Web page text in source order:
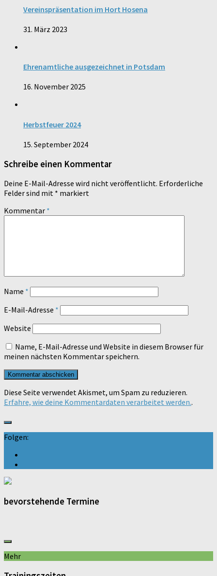
Vereinspräsentation im Hort Hosena
31. März 2023
Ehrenamtliche ausgezeichnet in Potsdam
16. November 2025
Herbstfeuer 2024
15. September 2024
Schreibe einen Kommentar
Deine E-Mail-Adresse wird nicht veröffentlicht. Erforderliche
Felder sind mit * markiert
Kommentar *
Name *
E-Mail-Adresse *
Website
Name, E-Mail-Adresse und Website in diesem Browser für
meinen nächsten Kommentar speichern.
Diese Seite verwendet Akismet, um Spam zu reduzieren.
Erfahre, wie deine Kommentardaten verarbeitet werden..
Folgen:
bevorstehende Termine
Mehr